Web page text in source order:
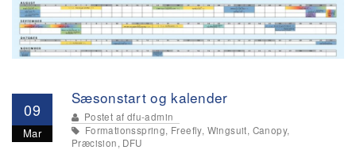
09
Mar
Sæsonstart og kalender
Postet af dfu-admin
Formationsspring, Freefly, Wingsuit, Canopy,
Præcision, DFU